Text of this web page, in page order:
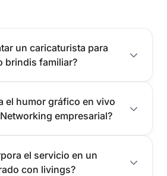
un caricaturista para
brindis familiar?
el humor gráfico en vivo
empresarial?
el servicio en un
con livings?